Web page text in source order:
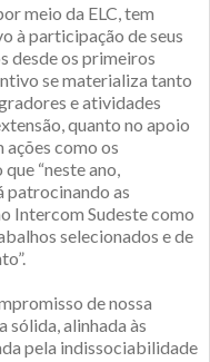
meio da ELC, tem
à participação de seus
desde os primeiros
se materializa tanto
e atividades
quanto no apoio
como os
“neste ano,
patrocinando as
Intercom Sudeste como
selecionados e de
de nossa
sólida, alinhada às
pela indissociabilidade